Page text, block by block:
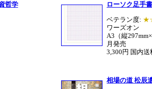
哲学
ローソク足手
ベテラン度:
ワーズオン
A3（縦
月発売
3,300円 国内送
相場の道 松辰